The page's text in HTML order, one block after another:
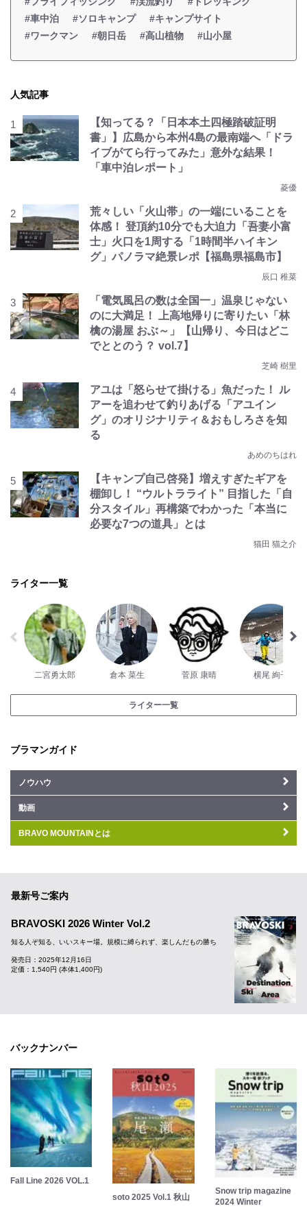
#車中泊
#ソロキャンプ
#キャンプサイト
#ワークマン
#朝日岳 #高山植物 #山小屋
人気記事
【知ってる？「日本本土四極踏破証明
書」】広島から本州4島の最南端へ「ドラ
イブがてら行ってみた」意外な結果！
「車中泊レポート」
菱優
荒々しい「火山帯」の一端にいることを
体感！ 登頂約10分でも大迫力「吾妻小富
士」火口を1周する「1時間半ハイキン
グ」パノラマ絶景レポ【福島県福島市】
辰口 稚菜
「電気風呂の数は全国一」温泉じゃない
のに大満足！ 上高地帰りに寄りたい「林
檎の湯屋 おぶ～」【山帰り、今日はどこ
でととのう？ vol.7】
芝崎 樹里
アユは「怒らせて掛ける」魚だった！ ル
アーを追わせて釣りあげる「アユイン
グ」のオリジナリティ＆おもしろさを知
る
あめのちはれ
【キャンプ自己啓発】増えすぎたギアを
棚卸し！ “ウルトラライト” 目指した「自
分スタイル」再構築でわかった「本当に
必要な7つの道具」とは
猫田 猫之介
ライター一覧
二宮勇太郎 倉本 菜生 菅原 康晴 横尾 絢子
ライター一覧
ブラマンガイド
ノウハウ
動画
BRAVO MOUNTAINとは
最新号ご案内
BRAVOSKI 2026 Winter Vol.2
知る人ぞ知る、いいスキー場。規模に縛られず、楽しんだもの勝ち
発売日：2025年12月16日
定価：1,540円 (本体1,400円)
バックナンバー
Fall Line 2026 VOL.1
soto 2025 Vol.1 秋山
Snow trip magazine
2024 Winter